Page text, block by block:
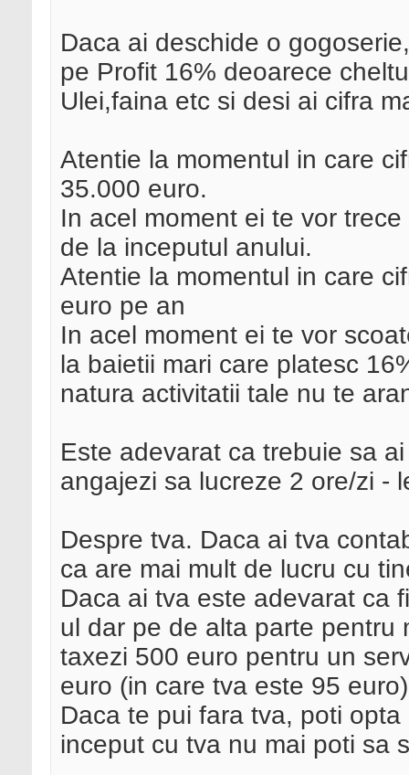
Daca ai deschide o
pe Profit 16% deoarece
Ulei,faina etc si desi ai cifra
Atentie la momentul in care
35.000 euro.
In acel moment ei te vor
de la inceputul anului.
Atentie la momentul in care
euro pe an
In acel moment ei te vor
la baietii mari care platesc
natura activitatii tale nu te
Este adevarat ca trebuie sa
angajezi sa lucreze 2 ore/zi -
Despre tva. Daca ai tva
ca are mai mult de lucru cu
Daca ai tva este adevarat ca
ul dar pe de alta parte pentru
taxezi 500 euro pentru un
euro (in care tva este 95 euro)
Daca te pui fara tva, poti
inceput cu tva nu mai poti sa